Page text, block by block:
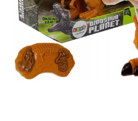
2–3 ani
3–4 ani
4–6 ani
6–8 ani
Jucarii sub 59 lei